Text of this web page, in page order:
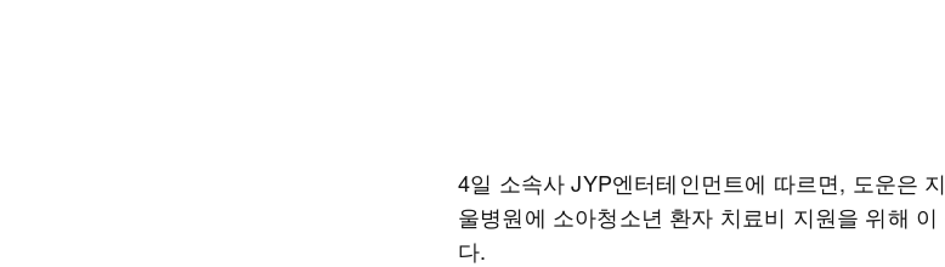
4일 소속사 JYP엔터테인먼트에 따르면, 도운은
울병원에 소아청소년 환자 치료비 지원을 위해
다.